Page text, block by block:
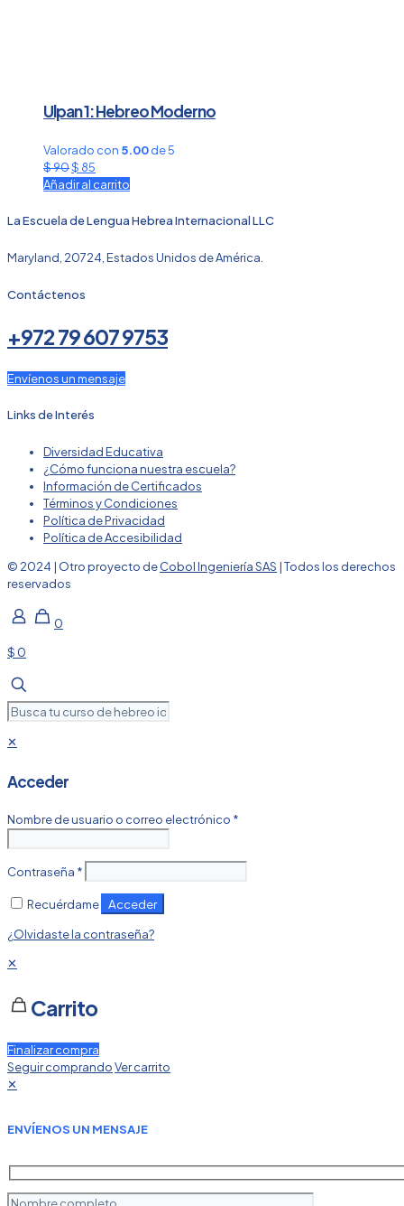
Ulpan 1: Hebreo Moderno
Valorado con 5.00de 5
$90El
precio
era:
$ 85
precio
es:
Añadir al carrito
La Escuela de Lengua Hebrea Internacional LLC
Maryland, 20724, Estados Unidos de América.
Contáctenos
+972 79 607 9753
Envíenos un mensaje
Links de Interés
Diversidad Educativa
¿Cómo funciona nuestra escuela?
Información de Certificados
Términos y Condiciones
Política de Privacidad
Política de Accesibilidad
© 2024 | Otro proyecto deCobol Ingeniería SAS | Todos los derechos
reservados
0
$ 0
✕
Acceder
Nombre de usuario o correo electrónico *
Contraseña *
Recuérdame Acceder
¿Olvidaste la contraseña?
✕
Carrito
Finalizar compra
Seguir comprandoVer carrito
✕
ENVÍENOS UN MENSAJE